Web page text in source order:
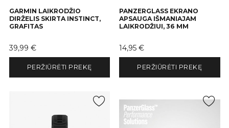
GARMIN LAIKRODŽIO
DIRŽELIS SKIRTA INSTINCT,
GRAFITAS
Kaina
39,99 €
PERŽIŪRĖTI PREKĘ
PANZERGLASS EKRANO
APSAUGA IŠMANIAJAM
LAIKRODŽIUI, 36 MM
Kaina
14,95 €
PERŽIŪRĖTI PREKĘ